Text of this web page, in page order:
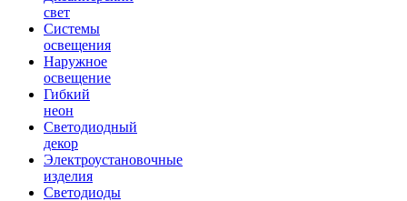
свет
Системы
освещения
Наружное
освещение
Гибкий
неон
Светодиодный
декор
Электроустановочные
изделия
Светодиоды